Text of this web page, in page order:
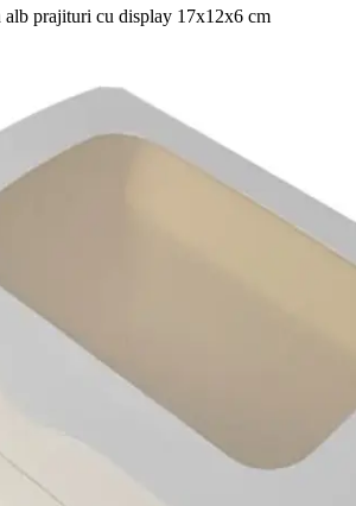
alb prajituri cu display 17x12x6 cm